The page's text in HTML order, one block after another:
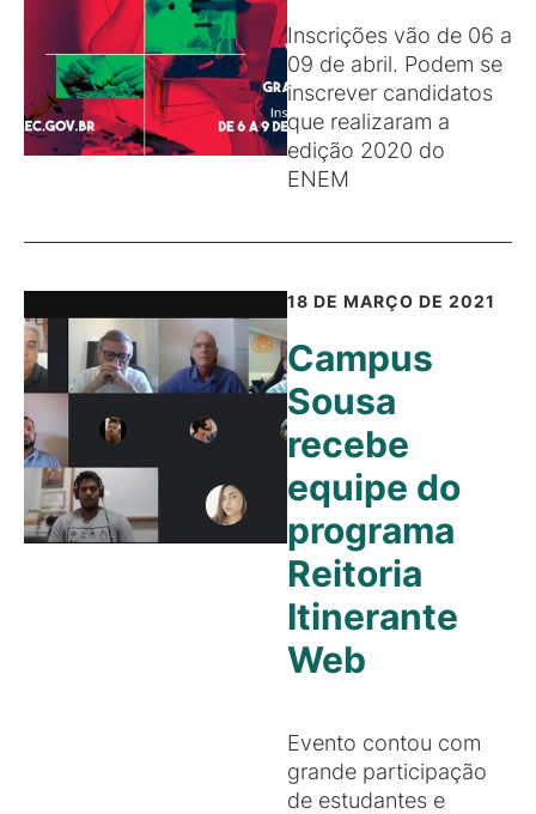
Inscrições vão de 06 a
09 de abril. Podem se
inscrever candidatos
que realizaram a
edição 2020 do
ENEM
18 DE MARÇO DE 2021
Campus
Sousa
recebe
equipe do
programa
Reitoria
Itinerante
Web
Evento contou com
grande participação
de estudantes e